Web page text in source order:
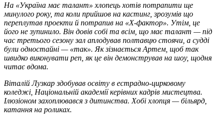
На «Україна має талант» хлопець хотів потрапити ще
минулого року, та коли прийшов на кастинг, зрозумів що
переплутав проекти й потрапив на «Х-фактор». Утім, це
його не зупинило. Він довів собі та всім, що має талант — під
час третього сезону зал аплодував полтавцю стоячи, а судді
були одностайні — «так». Як зізнається Артем, щоб так
швидко виконувати реп, як це він демонстрував на шоу, щодня
читає вдома.
Віталій Лузкар здобував освіту в естрадно-цирковому
коледжі, Національній академії керівних кадрів мистецтва.
Ілюзіоном захоплювався з дитинства. Хобі хлопця — більярд,
катання на роликах.